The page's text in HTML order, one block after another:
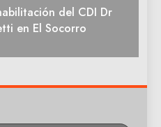
del CDI Dr
en El Socorro